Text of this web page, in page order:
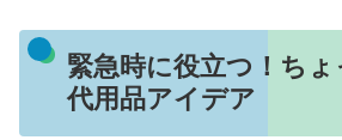
緊急時に役立つ！ち
代用品アイデア